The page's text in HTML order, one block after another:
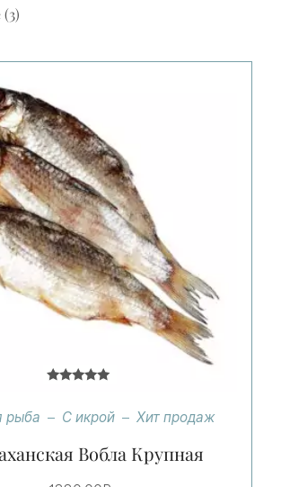
из 5
рыба С икрой Хит продаж
Вобла Крупная